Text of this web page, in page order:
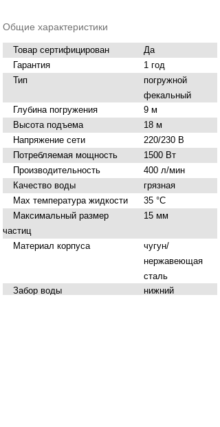
Общие характеристики
Товар сертифицирован
Да
Гарантия
1 год
Тип
погружной
фекальный
Глубина погружения
9 м
Высота подъема
18 м
Напряжение сети
220/230 В
Потребляемая мощность
1500 Вт
Производительность
400 л/мин
Качество воды
грязная
Мах температура жидкости
35 °С
Максимальный размер
частиц
15 мм
Материал корпуса
чугун/
нержавеющая
сталь
Забор воды
нижний